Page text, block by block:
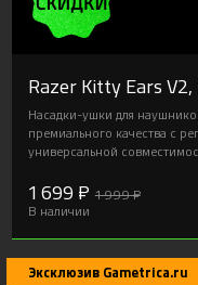
Razer Kitty Ears V2,
Насадки-ушки для
премиального качества с
универсальной
1 699 ₽ 1 999 ₽
В наличии
Эксклюзив Gametrica.ru